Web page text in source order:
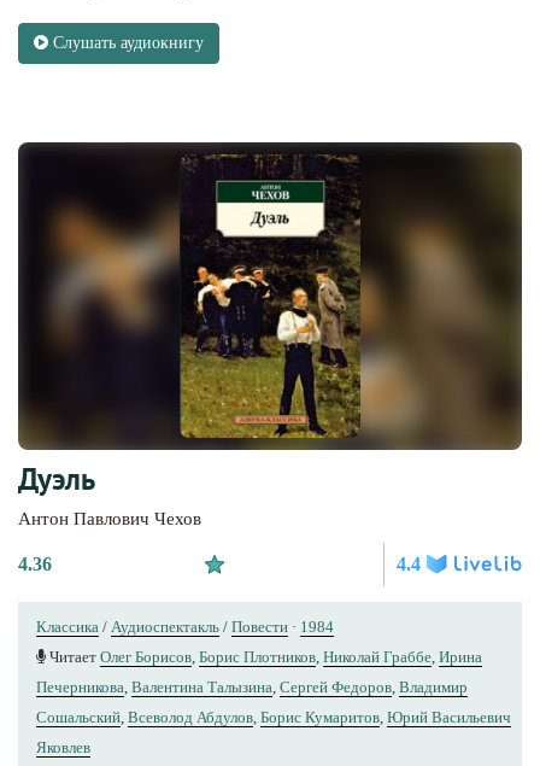
Слушать аудиокнигу
Дуэль
Антон Павлович Чехов
4.36 4.4
Классика / Аудиоспектакль / Повести · 1984
Читает Олег Борисов Борис Плотников Николай Граббе Ирина
Печерникова Валентина Талызина Сергей Федоров Владимир
Сошальский Всеволод Абдулов Борис Кумаритов Юрий Вacильeвич
Яковлев